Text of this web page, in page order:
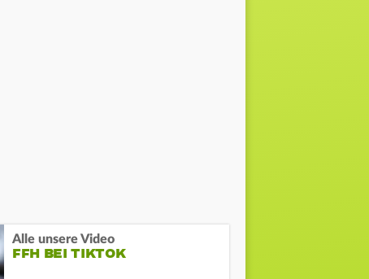
Alle unsere Video
FFH BEI TIKTOK